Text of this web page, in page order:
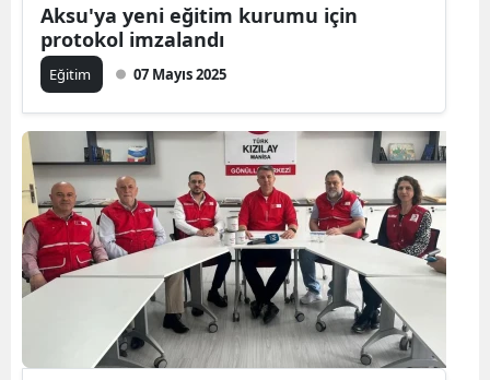
Aksu'ya yeni eğitim kurumu için
protokol imzalandı
Eğitim 07 Mayıs 2025